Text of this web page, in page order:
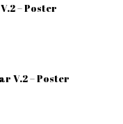
– Poster
V.2 – Poster